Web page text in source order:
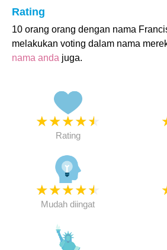
Rating
10 orang orang dengan nama
melakukan voting dalam nama
nama anda juga.
★★★★★
Rating
★★★★★
Mudah diingat